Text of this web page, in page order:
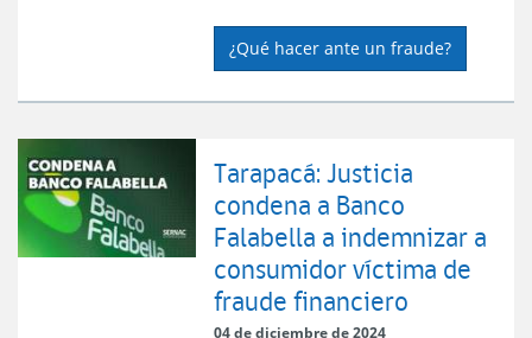
¿Qué hacer ante un fraude?
Tarapacá: Justicia
condena a Banco
Falabella a indemnizar a
consumidor víctima de
fraude financiero
04 de diciembre de 2024